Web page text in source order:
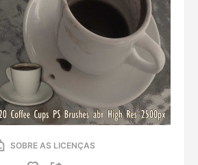
SOBRE AS LICENÇAS